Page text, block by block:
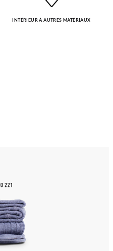
INTÉRIEUR À AUTRES MATÉRIAUX